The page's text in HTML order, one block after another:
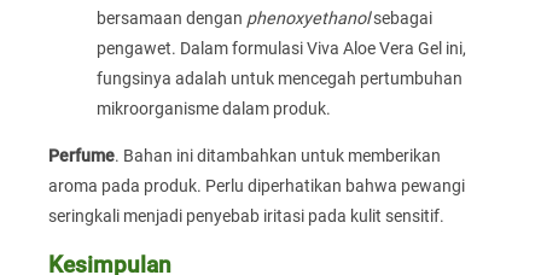
bersamaan dengan phenoxyethanolsebagai
pengawet. Dalam formulasi Viva Aloe Vera Gel ini,
fungsinya adalah untuk mencegah pertumbuhan
mikroorganisme dalam produk.
Perfume. Bahan ini ditambahkan untuk memberikan
aroma pada produk. Perlu diperhatikan bahwa pewangi
seringkali menjadi penyebab iritasi pada kulit sensitif.
Kesimpulan